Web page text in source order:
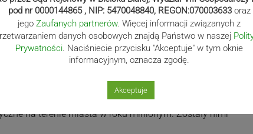
wybrano również mecenasów kultury, czyli firmy, które
na terenie miasta w roku minionym. Zostały nimi
pod nr 0000144865 , NIP: 5470048840, REGON:070003633 oraz
jego Zaufanych partnerów. Więcej informacji związanych z
danych osobowych znajdą Państwo w naszej
Prywatności . Naciśniecie przycisku "Akceptuje" w tym oknie
informacyjnym, oznacza zgodę.
Akceptuje